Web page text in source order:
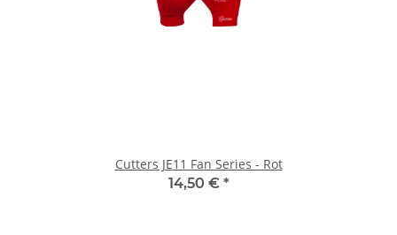
Cutters JE11 Fan Series - Rot
14,50 € *